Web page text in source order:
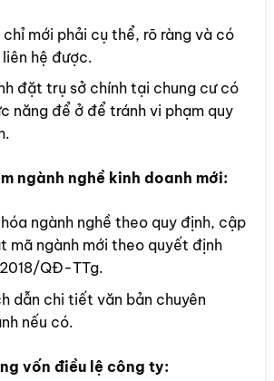
mới phải cụ thể, rõ ràng và có
hệ được.
đặt trụ sở chính tại chung cư có
năng để ở để tránh vi phạm quy
ngành nghề kinh doanh mới:
ngành nghề theo quy định, cập
mã ngành mới theo quyết định
QĐ-TTg.
dẫn chi tiết văn bản chuyên
nếu có.
vốn điều lệ công ty: